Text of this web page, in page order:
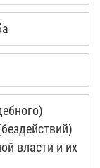
власти и их